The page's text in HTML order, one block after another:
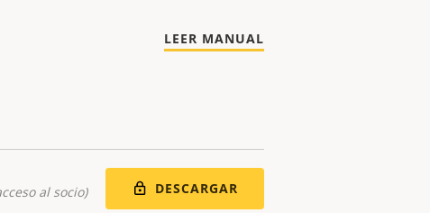
LEER MANUAL
al socio) DESCARGAR